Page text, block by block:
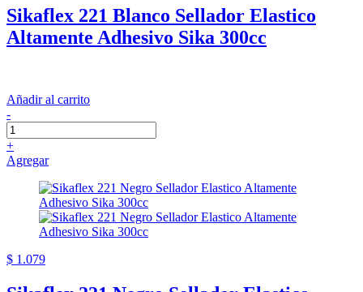
Sikaflex 221 Blanco Sellador Elastico
Altamente Adhesivo Sika 300cc
Añadir al carrito
-
+
Agregar
$ 1.079